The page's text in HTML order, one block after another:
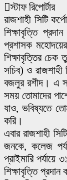
স্টাফ রিপোর্টার
রাজশাহী সিটি
শিক্ষাবৃত্তি
প্রশাসক মহোদয়ের
শিক্ষাবৃত্তির চেক
সচিব) ও
বজলুর রশীদ। এ
সময় তোমাদের
যাও, ভবিষ্যতে
করি।
এবার রাজশাহী
জনকে, কলেজ
প্রাইমারি
শিক্ষাবৃত্তি প্রদান